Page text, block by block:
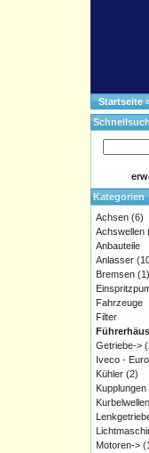
Startseite
Kategorien
Achsen (6)
Achswellen
Anbauteile
Anlasser
Bremsen (1)
Fahrzeuge
Filter
Getriebe->
Iveco -
Kühler (2)
Kupplungen
Kurbelwellen
Motoren->